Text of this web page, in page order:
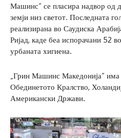
Машинс“ се пласира надвор од
земји низ светот. Последната
реализирана во Саудиска
Ријад, каде беа испорачани 52
урбаната хигиена.
„Грин Машинс Македонија“
Обединетото Кралство,
Американски Држави.